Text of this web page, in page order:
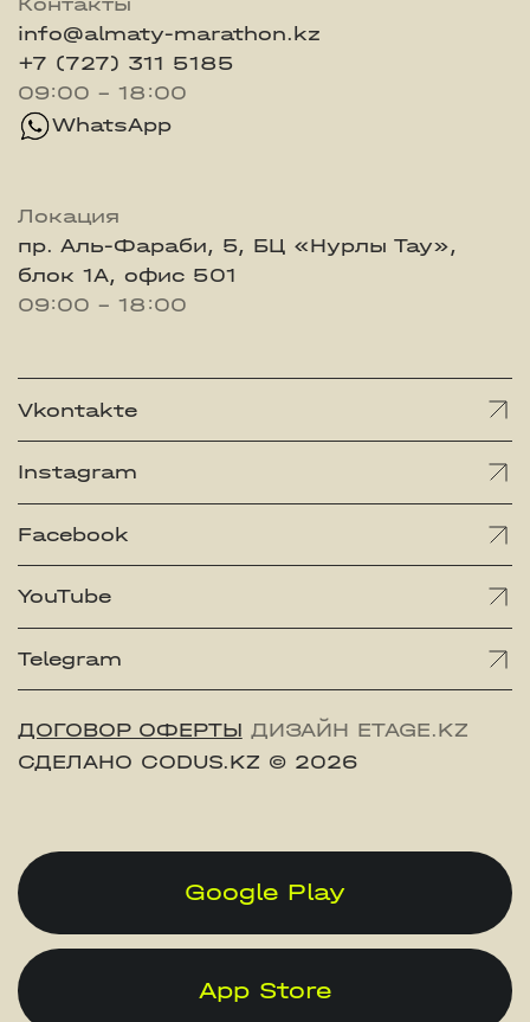
info@almaty-marathon.kz
+7 (727) 311 5185
09:00 - 18:00
WhatsApp
Локация
пр. Аль-Фараби, 5, БЦ «Нурлы Тау»,
блок 1А, офис 501
09:00 - 18:00
Vkontakte
Instagram
Facebook
YouTube
Telegram
ДОГОВОР ОФЕРТЫ ДИЗАЙН ETAGE.KZ
СДЕЛАНО CODUS.KZ © 2026
Google Play
App Store